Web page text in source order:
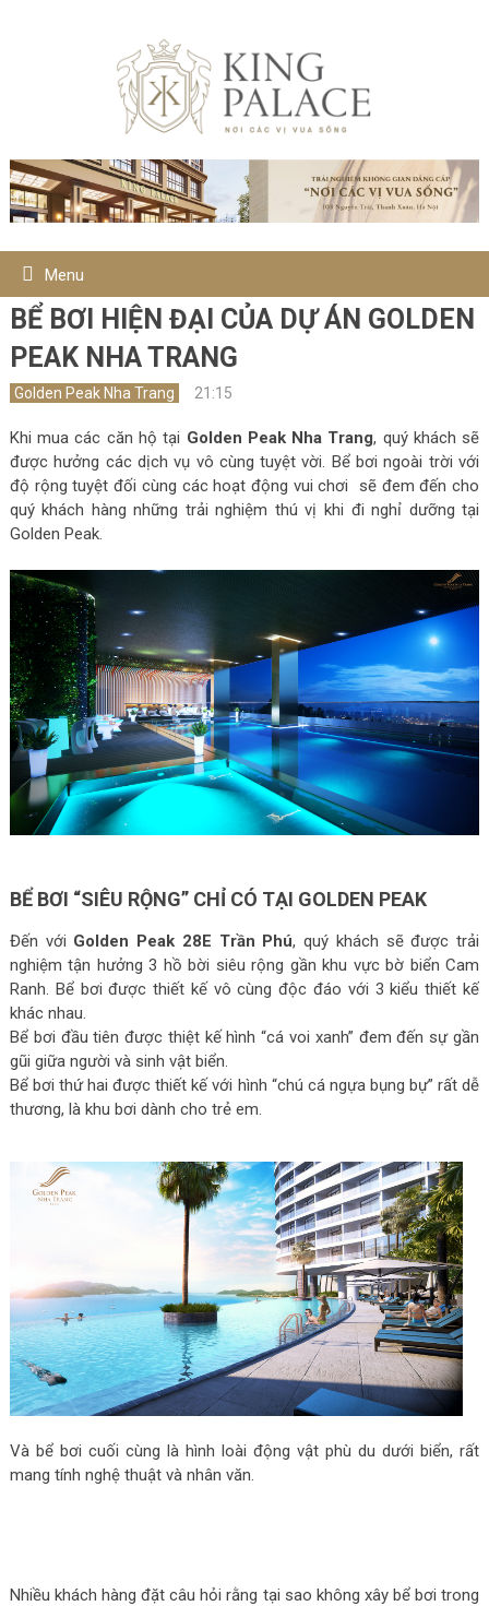
Menu
BỂ BƠI HIỆN ĐẠI CỦA DỰ ÁN GOLDEN
PEAK NHA TRANG
Golden Peak Nha Trang 21:15
Khi mua các căn hộ tại Golden Peak Nha Trang, quý khách sẽ
được hưởng các dịch vụ vô cùng tuyệt vời. Bể bơi ngoài trời với
độ rộng tuyệt đối cùng các hoạt động vui chơi sẽ đem đến cho
quý khách hàng những trải nghiệm thú vị khi đi nghỉ dưỡng tại
Golden Peak.
BỂ BƠI “SIÊU RỘNG” CHỈ CÓ TẠI GOLDEN PEAK
Đến với Golden Peak 28E Trần Phú, quý khách sẽ được trải
nghiệm tận hưởng 3 hồ bời siêu rộng gần khu vực bờ biển Cam
Ranh. Bể bơi được thiết kế vô cùng độc đáo với 3 kiểu thiết kế
khác nhau.
Bể bơi đầu tiên được thiệt kế hình “cá voi xanh” đem đến sự gần
gũi giữa người và sinh vật biển.
Bể bơi thứ hai được thiết kế với hình “chú cá ngựa bụng bự” rất dễ
thương, là khu bơi dành cho trẻ em.
Và bể bơi cuối cùng là hình loài động vật phù du dưới biển, rất
mang tính nghệ thuật và nhân văn.
Nhiều khách hàng đặt câu hỏi rằng tại sao không xây bể bơi trong